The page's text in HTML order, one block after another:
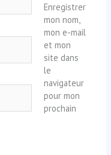
Enregistrer
mon nom,
mon e-mail
et mon
site dans
le
navigateur
pour mon
prochain